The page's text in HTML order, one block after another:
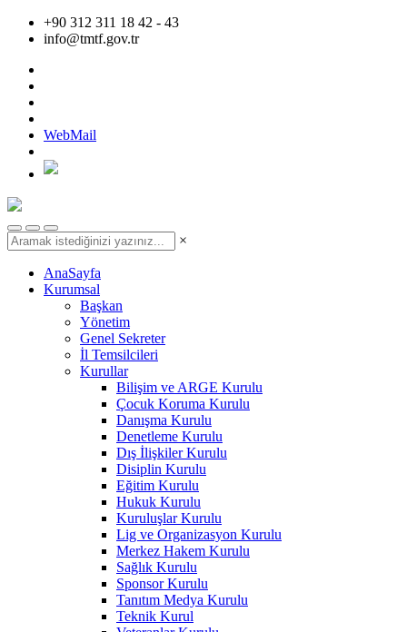
+90 312 311 18 42 - 43
info@tmtf.gov.tr
WebMail
×
AnaSayfa
Kurumsal
Başkan
Yönetim
Genel Sekreter
İl Temsilcileri
Kurullar
Bilişim ve ARGE Kurulu
Çocuk Koruma Kurulu
Danışma Kurulu
Denetleme Kurulu
Dış İlişkiler Kurulu
Disiplin Kurulu
Eğitim Kurulu
Hukuk Kurulu
Kuruluşlar Kurulu
Lig ve Organizasyon Kurulu
Merkez Hakem Kurulu
Sağlık Kurulu
Sponsor Kurulu
Tanıtım Medya Kurulu
Teknik Kurul